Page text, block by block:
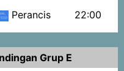
Perancis 22:00
Grup E